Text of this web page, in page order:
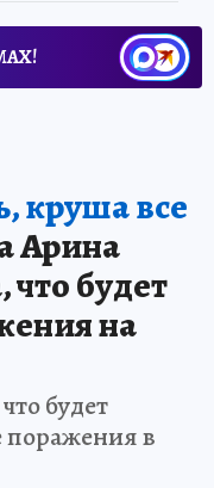
круша все
Арина
что будет
на
будет
поражения в